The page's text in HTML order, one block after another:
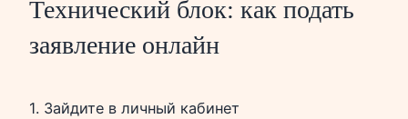
Технический блок: как подать
заявление онлайн
1. Зайдите в личный кабинет